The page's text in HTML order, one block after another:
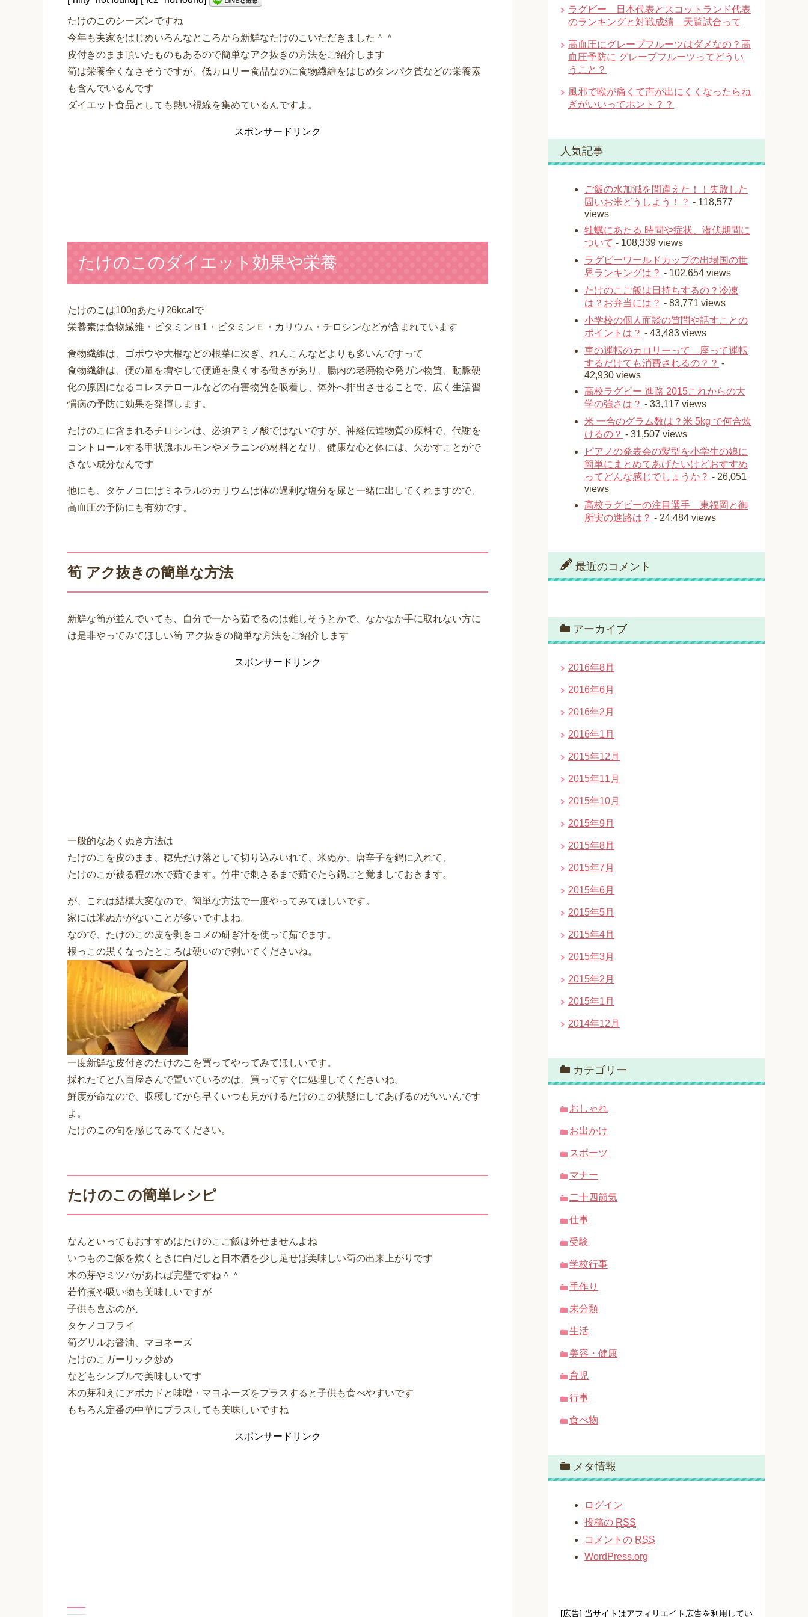
たけのこのシーズンですね
今年も実家をはじめいろんなところから新鮮なたけのこいただきました＾＾
皮付きのまま頂いたものもあるので簡単なアク抜きの方法をご紹介します
筍は栄養全くなさそうですが、低カロリー食品なのに食物繊維をはじめタンパク質などの栄養素
も含んでいるんです
ダイエット食品としても熱い視線を集めているんですよ。
スポンサードリンク
たけのこのダイエット効果や栄養
たけのこは100gあたり26kcalで
栄養素は食物繊維・ビタミンＢ1・ビタミンＥ・カリウム・チロシンなどが含まれています
食物繊維は、ゴボウや大根などの根菜に次ぎ、れんこんなどよりも多いんですって
食物繊維は、便の量を増やして便通を良くする働きがあり、腸内の老廃物や発ガン物質、動脈硬
化の原因になるコレステロールなどの有害物質を吸着し、体外へ排出させることで、広く生活習
慣病の予防に効果を発揮します。
たけのこに含まれるチロシンは、必須アミノ酸ではないですが、神経伝達物質の原料で、代謝を
コントロールする甲状腺ホルモンやメラニンの材料となり、健康な心と体には、欠かすことがで
きない成分なんです
他にも、タケノコにはミネラルのカリウムは体の過剰な塩分を尿と一緒に出してくれますので、
高血圧の予防にも有効です。
筍 アク抜きの簡単な方法
新鮮な筍が並んでいても、自分で一から茹でるのは難しそうとかで、なかなか手に取れない方に
は是非やってみてほしい筍 アク抜きの簡単な方法をご紹介します
スポンサードリンク
一般的なあくぬき方法は
たけのこを皮のまま、穂先だけ落として切り込みいれて、米ぬか、唐辛子を鍋に入れて、
たけのこが被る程の水で茹でます。竹串で刺さるまで茹でたら鍋ごと覚ましておきます。
が、これは結構大変なので、簡単な方法で一度やってみてほしいです。
家には米ぬかがないことが多いですよね。
なので、たけのこの皮を剥きコメの研ぎ汁を使って茹でます。
根っこの黒くなったところは硬いので剥いてくださいね。
一度新鮮な皮付きのたけのこを買ってやってみてほしいです。
採れたてと八百屋さんで置いているのは、買ってすぐに処理してくださいね。
鮮度が命なので、収穫してから早くいつも見かけるたけのこの状態にしてあげるのがいいんです
よ。
たけのこの旬を感じてみてください。
たけのこの簡単レシピ
なんといってもおすすめはたけのこご飯は外せませんよね
いつものご飯を炊くときに白だしと日本酒を少し足せば美味しい筍の出来上がりです
木の芽やミツバがあれば完璧ですね＾＾
若竹煮や吸い物も美味しいですが
子供も喜ぶのが、
タケノコフライ
筍グリルお醤油、マヨネーズ
たけのこガーリック炒め
などもシンプルで美味しいです
木の芽和えにアボカドと味噌・マヨネーズをプラスすると子供も食べやすいです
もちろん定番の中華にプラスしても美味しいですね
スポンサードリンク
ラグビー 日本代表とスコットランド代表
のランキングと対戦成績 天覧試合って
高血圧にグレープフルーツはダメなの？高
血圧予防に グレープフルーツってどうい
うこと？
風邪で喉が痛くて声が出にくくなったらね
ぎがいいってホント？？
人気記事
ご飯の水加減を間違えた！！失敗した
固いお米どうしよう！？ - 118,577
views
牡蠣にあたる 時間や症状、潜伏期間に
ついて - 108,339 views
ラグビーワールドカップの出場国の世
界ランキングは？ - 102,654 views
たけのこご飯は日持ちするの？冷凍
は？お弁当には？ - 83,771 views
小学校の個人面談の質問や話すことの
ポイントは？ - 43,483 views
車の運転のカロリーって 座って運転
するだけでも消費されるの？？ -
42,930 views
高校ラグビー 進路 2015これからの大
学の強さは？ - 33,117 views
米 一合のグラム数は？米 5kg で何合炊
けるの？ - 31,507 views
ピアノの発表会の髪型を小学生の娘に
簡単にまとめてあげたいけどおすすめ
ってどんな感じでしょうか？ - 26,051
views
高校ラグビーの注目選手 東福岡と御
所実の進路は？ - 24,484 views
最近のコメント
アーカイブ
2016年8月
2016年6月
2016年2月
2016年1月
2015年12月
2015年11月
2015年10月
2015年9月
2015年8月
2015年7月
2015年6月
2015年5月
2015年4月
2015年3月
2015年2月
2015年1月
2014年12月
カテゴリー
おしゃれ
お出かけ
スポーツ
マナー
二十四節気
仕事
受験
学校行事
手作り
未分類
生活
美容・健康
育児
行事
食べ物
メタ情報
ログイン
投稿の RSS
コメントの RSS
WordPress.org
[広告] 当サイトはアフィリエイト広告を利用してい